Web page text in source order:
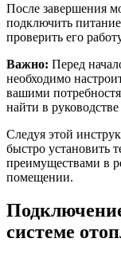
После завершения
подключить
проверить его
Важно: Перед
необходимо
вашими
найти в руководстве
Следуя этой
быстро установить
преимуществами в
помещении.
системе